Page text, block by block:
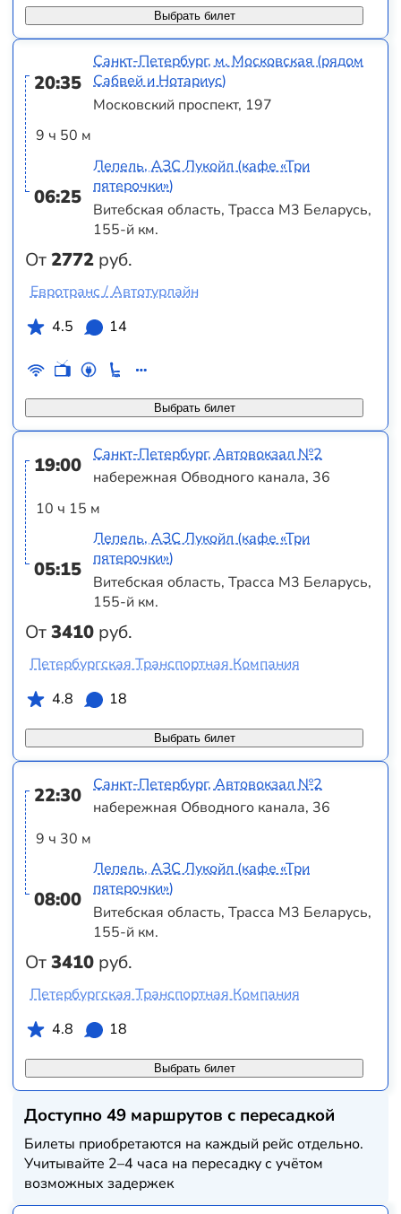
Выбрать билет
20:35
9 ч 50 м
06:25
От2772 руб.
Санкт-Петербург, м. Московская (рядом
Сабвей и Нотариус)
Московский проспект, 197
Лепель, АЗС Лукойл (кафе «Три
пятерочки»)
Витебская область, Трасса M3 Беларусь,
155-й км.
Выбрать билет
Евротранс / Автотурлайн
4.5
14
19:00
10 ч 15 м
05:15
От3410 руб.
Санкт-Петербург, Автовокзал №2
набережная Обводного канала, 36
Лепель, АЗС Лукойл (кафе «Три
пятерочки»)
Витебская область, Трасса M3 Беларусь,
155-й км.
Выбрать билет
Петербургская Транспортная Компания
4.8
18
22:30
9 ч 30 м
08:00
От3410 руб.
Санкт-Петербург, Автовокзал №2
набережная Обводного канала, 36
Лепель, АЗС Лукойл (кафе «Три
пятерочки»)
Витебская область, Трасса M3 Беларусь,
155-й км.
Выбрать билет
Петербургская Транспортная Компания
4.8
18
Доступно 49 маршрутов с пересадкой
Билеты приобретаются на каждый рейс отдельно.
Учитывайте 2–4 часа на пересадку с учётом
возможных задержек